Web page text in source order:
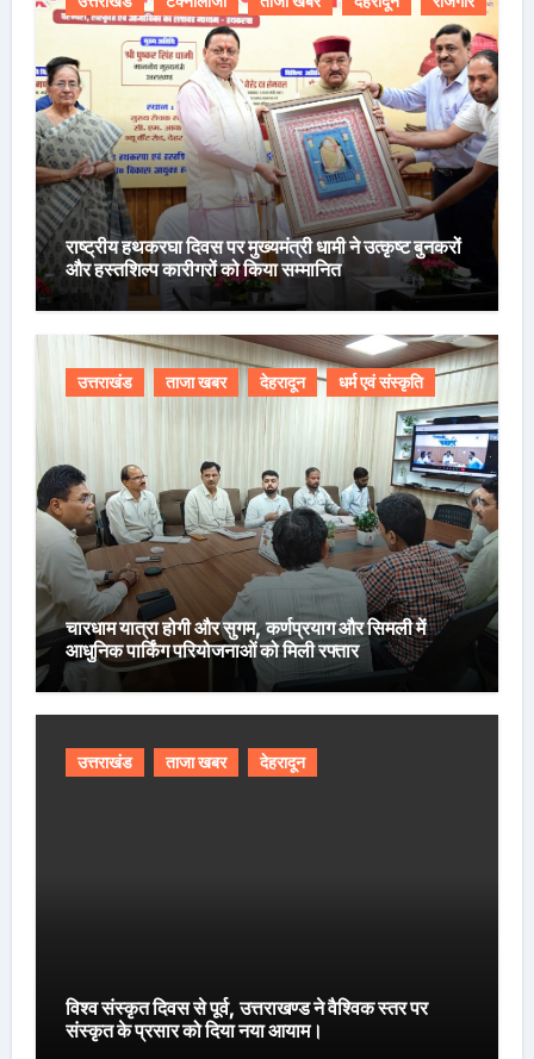
राष्ट्रीय हथकरघा दिवस पर मुख्यमंत्री धामी ने उत्कृष्ट बुनकरों
और हस्तशिल्प कारीगरों को किया सम्मानित
उत्तराखंड ताजा खबर देहरादून धर्म एवं संस्कृति
चारधाम यात्रा होगी और सुगम, कर्णप्रयाग और सिमली में
आधुनिक पार्किंग परियोजनाओं को मिली रफ्तार
उत्तराखंड ताजा खबर देहरादून
विश्व संस्कृत दिवस से पूर्व, उत्तराखण्ड ने वैश्विक स्तर पर
संस्कृत के प्रसार को दिया नया आयाम।